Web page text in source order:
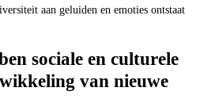
aan geluiden en emoties ontstaat
sociale en culturele
van nieuwe